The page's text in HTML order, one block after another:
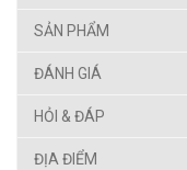
SẢN PHẨM
ĐÁNH GIÁ
HỎI & ĐÁP
ĐỊA ĐIỂM